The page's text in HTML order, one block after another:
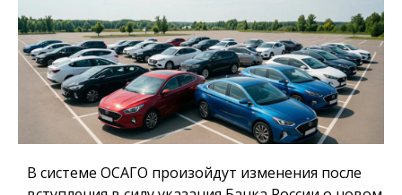
В системе ОСАГО произойдут изменения после